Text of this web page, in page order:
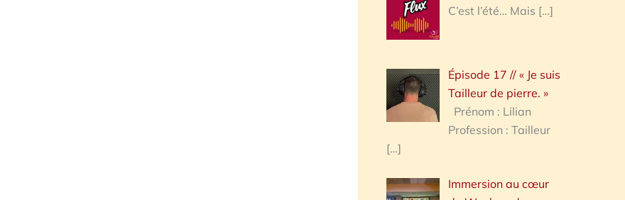
C’est l’été… Mais […]
Épisode 17 // « Je suis
Tailleur de pierre. »
Prénom : Lilian
Profession : Tailleur
[…]
Immersion au cœur